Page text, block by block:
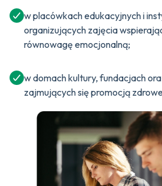
w placówkach edukacyjnych i
organizujących zajęcia
równowagę emocjonalną;
w domach kultury, fundacjach
zajmujących się promocją